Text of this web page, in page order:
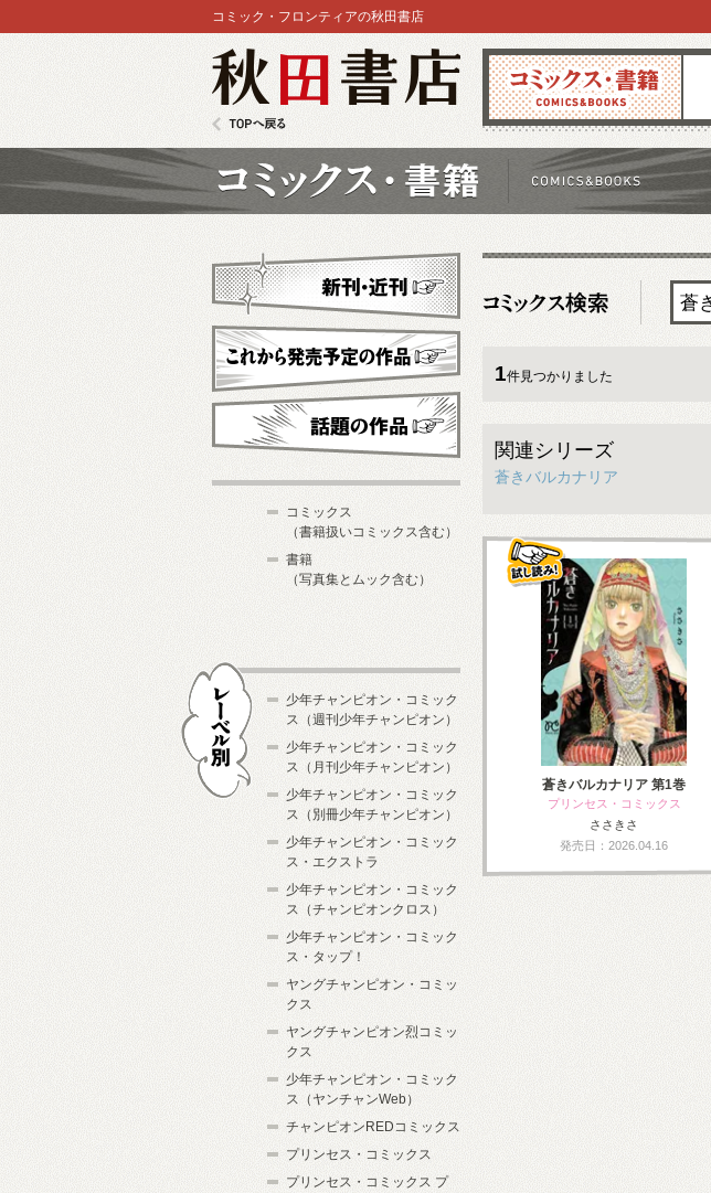
コミックス 雑誌
コミック・フロンティアの秋田書店
1件見つかりました
関連シリーズ
蒼きバルカナリア
蒼きバルカナリア 第1巻
プリンセス・コミックス
ささきさ
発売日：2026.04.16
新刊・近刊
これから発売予定
コミックス
（書籍扱いコミックス含む）
書籍
（写真集とムック含む）
少年チャンピオン・コミック
ス（週刊少年チャンピオン）
少年チャンピオン・コミック
ス（月刊少年チャンピオン）
少年チャンピオン・コミック
ス（別冊少年チャンピオン）
少年チャンピオン・コミック
ス・エクストラ
少年チャンピオン・コミック
ス（チャンピオンクロス）
少年チャンピオン・コミック
ス・タップ！
ヤングチャンピオン・コミッ
クス
ヤングチャンピオン烈コミッ
クス
少年チャンピオン・コミック
ス（ヤンチャンWeb）
チャンピオンREDコミックス
プリンセス・コミックス
プリンセス・コミックス プ